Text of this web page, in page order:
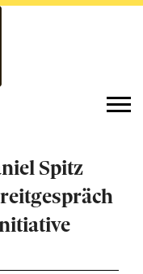
Spitz